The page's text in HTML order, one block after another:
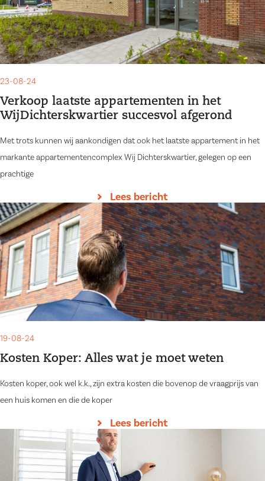
23-08-24
Verkoop laatste appartementen in het
WijDichterskwartier succesvol afgerond
Met trots kunnen wij aankondigen dat ook het laatste appartement in het
markante appartementencomplex Wij Dichterskwartier, gelegen op een
prachtige
Lees bericht
19-08-24
Kosten Koper: Alles wat je moet weten
Kosten koper, ook wel k.k., zijn extra kosten die bovenop de vraagprijs van
een huis komen en die de koper
Lees bericht